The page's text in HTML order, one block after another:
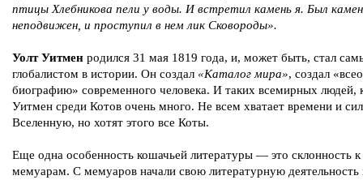
птицы Хлебникова пели у воды. И встретил камень я. Был
неподвижен, и проступил в нем лик Сковороды».
Уолт Уитмен родился 31 мая 1819 года, и, может быть, стал
глобалистом в истории. Он создал «Каталог мира», создал
биографию» современного человека. И таких всемирных людей,
Уитмен среди Котов очень много. Не всем хватает времени и
Вселенную, но хотят этого все Коты.
Еще одна особенность кошачьей литературы — это склонность к
мемуарам. С мемуаров начали свою литературную